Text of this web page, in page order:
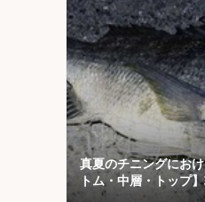
真夏のチニングにお
トム・中層・トップ